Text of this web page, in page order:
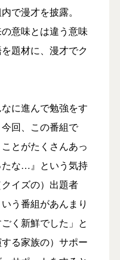
で漫才を披露。
意味とは違う意味
題材に、漫才でク
に進んで勉強をす
回、この番組で
とがたくさんあっ
たな…』という気持
イズの）出題者
う番組があんまり
く新鮮でした」と
る家族の）サポー